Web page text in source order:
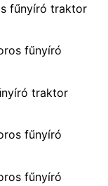
fűnyíró traktor
fűnyíró
traktor
fűnyíró
fűnyíró